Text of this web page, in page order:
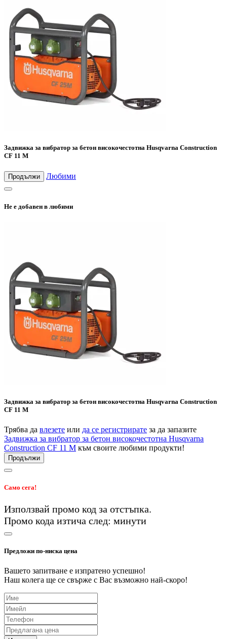
Задвижка за вибратор за бетон високочестотна Husqvarna Construction
CF 11 M
Продължи Любими
Не е добавен в любими
Задвижка за вибратор за бетон високочестотна Husqvarna Construction
CF 11 M
Трябва да влезете или да се регистрирате за да запазите
Задвижка за вибратор за бетон високочестотна Husqvarna
Construction CF 11 M към своите любими продукти!
Продължи
Само сега!
Използвай промо код за отстъпка.
Промо кода изтича след: минути
Предложи по-ниска цена
Вашето запитване е изпратено успешно!
Наш колега ще се свърже с Вас възможно най-скоро!